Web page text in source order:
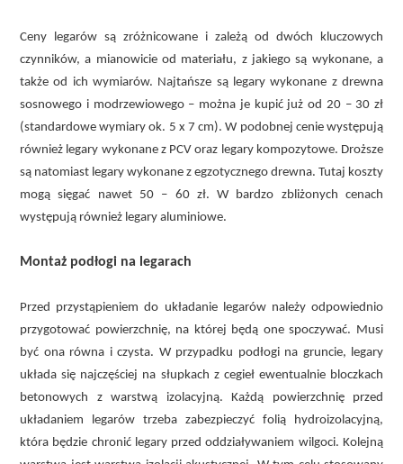
Ceny legarów są zróżnicowane i zależą od dwóch kluczowych
czynników, a mianowicie od materiału, z jakiego są wykonane, a
także od ich wymiarów. Najtańsze są legary wykonane z drewna
sosnowego i modrzewiowego – można je kupić już od 20 – 30 zł
(standardowe wymiary ok. 5 x 7 cm). W podobnej cenie występują
również legary wykonane z PCV oraz legary kompozytowe. Droższe
są natomiast legary wykonane z egzotycznego drewna. Tutaj koszty
mogą sięgać nawet 50 – 60 zł. W bardzo zbliżonych cenach
występują również legary aluminiowe.
Montaż podłogi na legarach
Przed przystąpieniem do układanie legarów należy odpowiednio
przygotować powierzchnię, na której będą one spoczywać. Musi
być ona równa i czysta. W przypadku podłogi na gruncie, legary
układa się najczęściej na słupkach z cegieł ewentualnie bloczkach
betonowych z warstwą izolacyjną. Każdą powierzchnię przed
układaniem legarów trzeba zabezpieczyć folią hydroizolacyjną,
która będzie chronić legary przed oddziaływaniem wilgoci. Kolejną